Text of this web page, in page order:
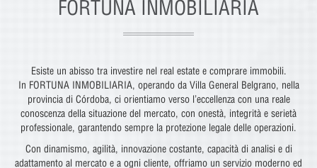
FORTUNA INMOBILIARIA
Esiste un abisso tra investire nel real estate e comprare immobili.
In FORTUNA INMOBILIARIA, operando da Villa General Belgrano, nella
provincia di Córdoba, ci orientiamo verso l’eccellenza con una reale
conoscenza della situazione del mercato, con onestà, integrità e serietà
professionale, garantendo sempre la protezione legale delle operazioni.
Con dinamismo, agilità, innovazione costante, capacità di analisi e di
adattamento al mercato e a ogni cliente, offriamo un servizio moderno ed